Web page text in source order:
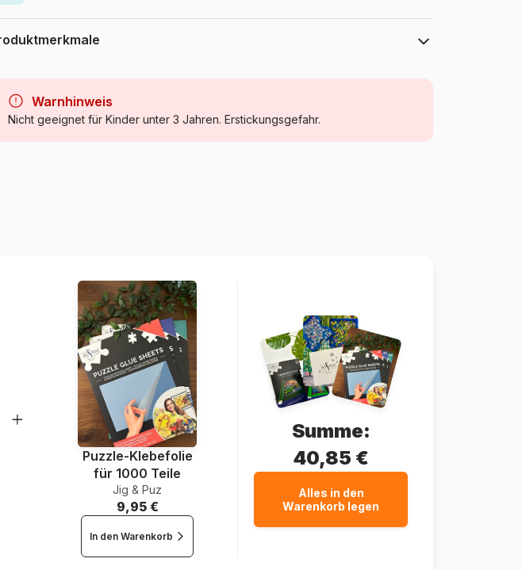
ab 3 Jahre (11 bis 20 Teile)
Warnhinweis
Nicht geeignet für Kinder unter 3 Jahren. Erstickungsgefahr.
Puzzle-Klebefolie
für 1000 Teile
Jig & Puz
9,95 €
In den Warenkorb
Summe:
40,85 €
Alles in den
Warenkorb legen